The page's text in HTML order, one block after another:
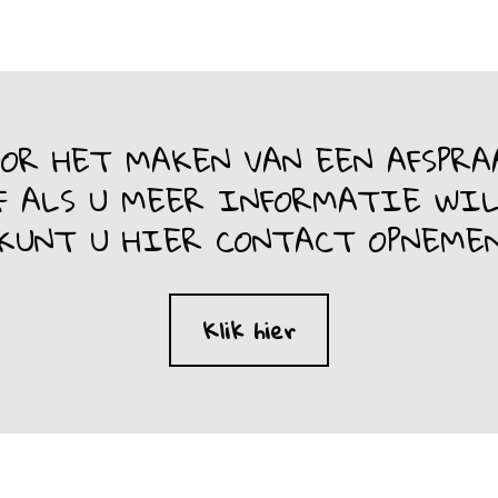
HET MAKEN VAN EEN
ALS U MEER INFORMATIE
U HIER CONTACT
Klik hier